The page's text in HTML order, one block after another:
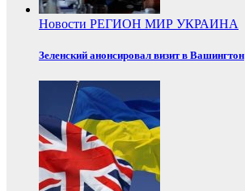
Новости РЕГИОН МИР УКРАИНА
Зеленский анонсировал визит в Вашингтон